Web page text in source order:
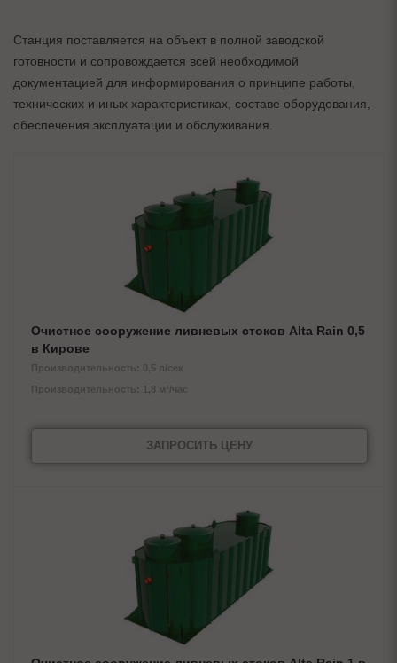
Станция поставляется на объект в полной заводской
готовности и сопровождается всей необходимой
документацией для информирования о принципе работы,
технических и иных характеристиках, составе оборудования,
обеспечения эксплуатации и обслуживания.
Очистное сооружение ливневых стоков Alta Rain 0,5
в Кирове
Производительность: 0,5 л/сек
Производительность: 1,8 м³/час
ЗАПРОСИТЬ ЦЕНУ